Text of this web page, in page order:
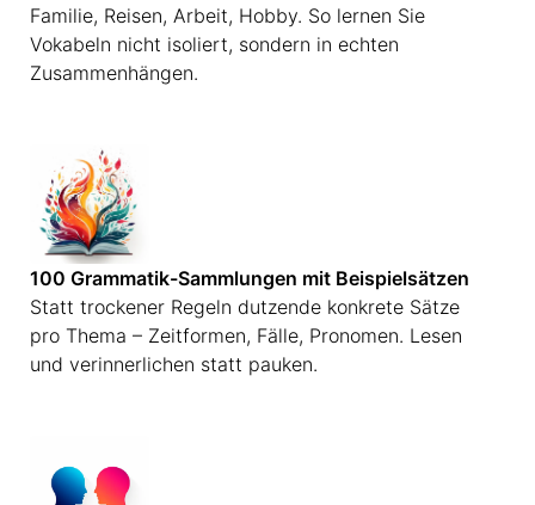
Familie, Reisen, Arbeit, Hobby. So lernen Sie
Vokabeln nicht isoliert, sondern in echten
Zusammenhängen.
100 Grammatik-Sammlungen mit Beispielsätzen
Statt trockener Regeln dutzende konkrete Sätze
pro Thema – Zeitformen, Fälle, Pronomen. Lesen
und verinnerlichen statt pauken.